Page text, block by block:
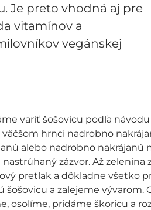
Je preto vhodná aj pre
vitamínov a
vegánskej
variť šošovicu podľa návodu
hrnci nadrobno
alebo nadrobno nakrájanú
zázvor. Až zelenina
pretlak a dôkladne všetko
a zalejeme vývarom.
osolíme, pridáme škoricu a